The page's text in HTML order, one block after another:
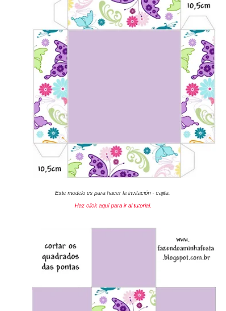
Este modelo es para hacer la invitación - cajita.
Haz click aquí para ir al tutorial.